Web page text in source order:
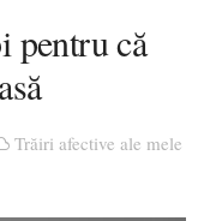
pentru că
Trăiri afective ale mele